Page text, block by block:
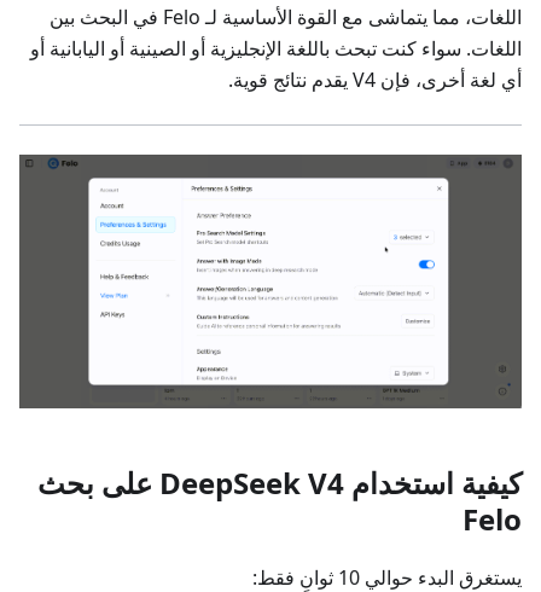
اللغات، مما يتماشى مع القوة الأساسية لـ Felo في البحث بين
اللغات. سواء كنت تبحث باللغة الإنجليزية أو الصينية أو اليابانية أو
أي لغة أخرى، فإن V4 يقدم نتائج قوية.
كيفية استخدام DeepSeek V4 على بحث
Felo
يستغرق البدء حوالي 10 ثوانٍ فقط: